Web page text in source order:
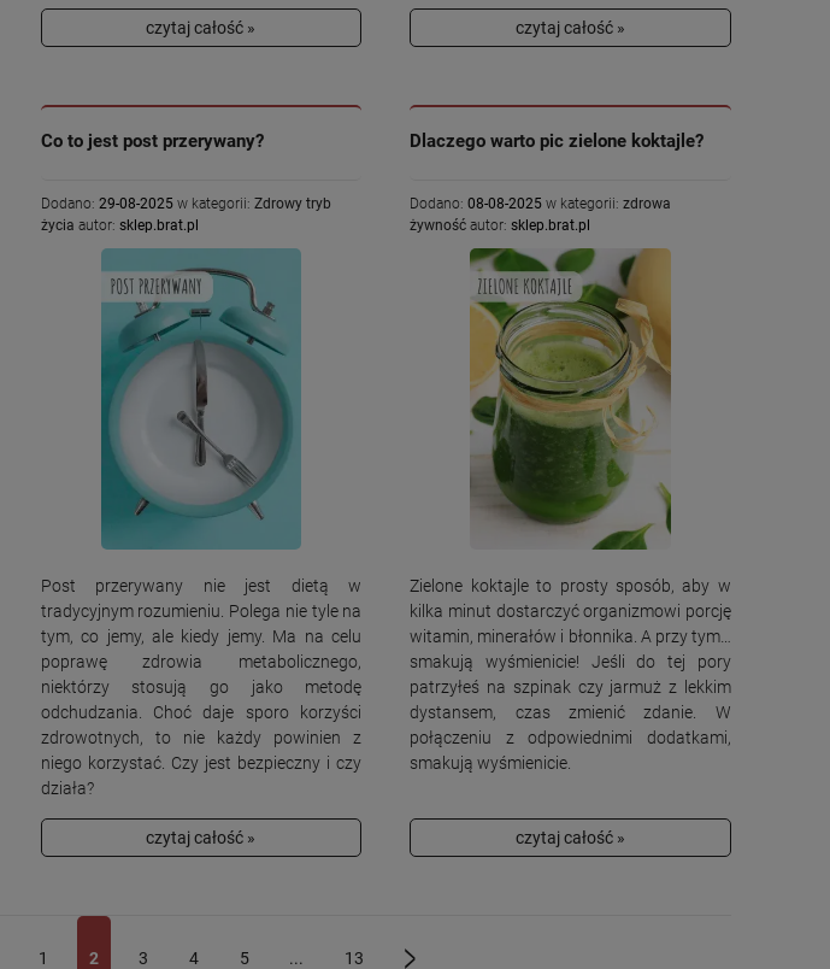
czytaj całość » czytaj całość »
Co to jest post przerywany?
Dodano: 29-08-2025w kategorii: Zdrowy tryb
życia autor: sklep.brat.pl
Post przerywany nie jest dietą w
tradycyjnym rozumieniu. Polega nie tyle na
tym, co jemy, ale kiedy jemy. Ma na celu
poprawę zdrowia metabolicznego,
niektórzy stosują go jako metodę
odchudzania. Choć daje sporo korzyści
zdrowotnych, to nie każdy powinien z
niego korzystać. Czy jest bezpieczny i czy
działa?
czytaj całość »
Dlaczego warto pic zielone koktajle?
Dodano:08-08-2025 w kategorii:zdrowa
żywność autor:sklep.brat.pl
Zielone koktajle to prosty sposób, aby w
kilka minut dostarczyć organizmowi porcję
witamin, minerałów i błonnika. A przy tym…
smakują wyśmienicie! Jeśli do tej pory
patrzyłeś na szpinak czy jarmuż z lekkim
dystansem, czas zmienić zdanie. W
połączeniu z odpowiednimi dodatkami,
smakują wyśmienicie.
czytaj całość »
1 2 3 4 5 ... 13